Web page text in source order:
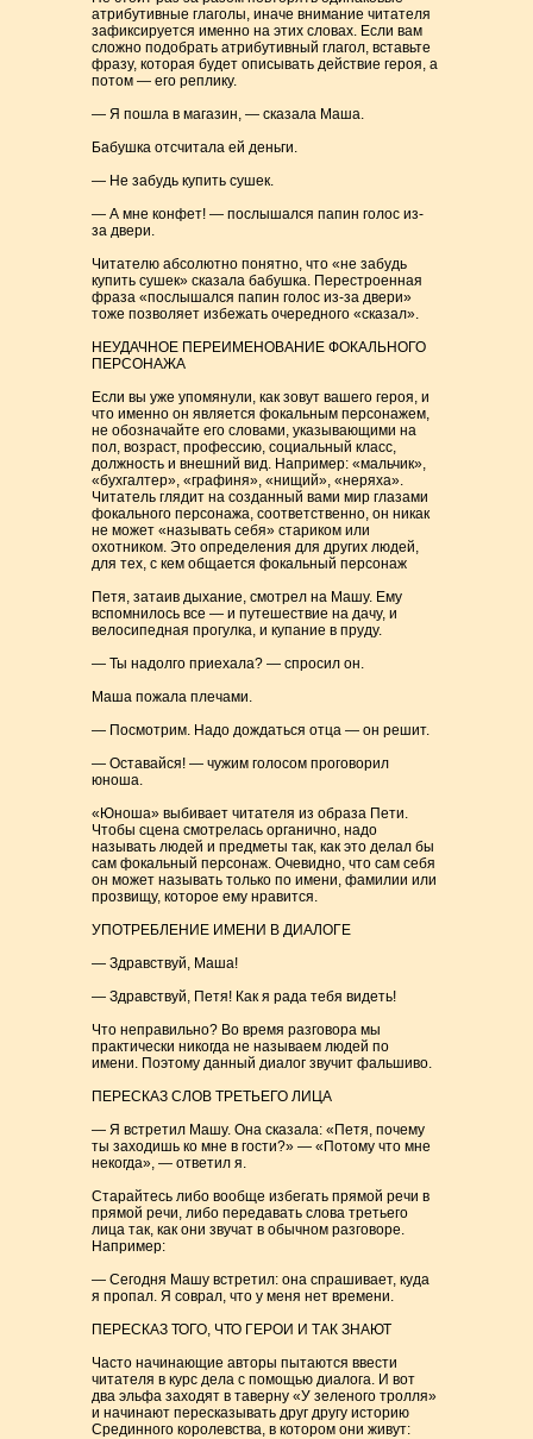
атрибутивные глаголы, иначе внимание читателя
зафиксируется именно на этих словах. Если вам
сложно подобрать атрибутивный глагол, вставьте
фразу, которая будет описывать действие героя, а
потом — его реплику.
— Я пошла в магазин, — сказала Маша.
Бабушка отсчитала ей деньги.
— Не забудь купить сушек.
— А мне конфет! — послышался папин голос из-
за двери.
Читателю абсолютно понятно, что «не забудь
купить сушек» сказала бабушка. Перестроенная
фраза «послышался папин голос из-за двери»
тоже позволяет избежать очередного «сказал».
НЕУДАЧНОЕ ПЕРЕИМЕНОВАНИЕ ФОКАЛЬНОГО
ПЕРСОНАЖА
Если вы уже упомянули, как зовут вашего героя, и
что именно он является фокальным персонажем,
не обозначайте его словами, указывающими на
пол, возраст, профессию, социальный класс,
должность и внешний вид. Например: «мальчик»,
«бухгалтер», «графиня», «нищий», «неряха».
Читатель глядит на созданный вами мир глазами
фокального персонажа, соответственно, он никак
не может «называть себя» стариком или
охотником. Это определения для других людей,
для тех, с кем общается фокальный персонаж
Петя, затаив дыхание, смотрел на Машу. Ему
вспомнилось все — и путешествие на дачу, и
велосипедная прогулка, и купание в пруду.
— Ты надолго приехала? — спросил он.
Маша пожала плечами.
— Посмотрим. Надо дождаться отца — он решит.
— Оставайся! — чужим голосом проговорил
юноша.
«Юноша» выбивает читателя из образа Пети.
Чтобы сцена смотрелась органично, надо
называть людей и предметы так, как это делал бы
сам фокальный персонаж. Очевидно, что сам себя
он может называть только по имени, фамилии или
прозвищу, которое ему нравится.
УПОТРЕБЛЕНИЕ ИМЕНИ В ДИАЛОГЕ
— Здравствуй, Маша!
— Здравствуй, Петя! Как я рада тебя видеть!
Что неправильно? Во время разговора мы
практически никогда не называем людей по
имени. Поэтому данный диалог звучит фальшиво.
ПЕРЕСКАЗ СЛОВ ТРЕТЬЕГО ЛИЦА
— Я встретил Машу. Она сказала: «Петя, почему
ты заходишь ко мне в гости?» — «Потому что мне
некогда», — ответил я.
Старайтесь либо вообще избегать прямой речи в
прямой речи, либо передавать слова третьего
лица так, как они звучат в обычном разговоре.
Например:
— Сегодня Машу встретил: она спрашивает, куда
я пропал. Я соврал, что у меня нет времени.
ПЕРЕСКАЗ ТОГО, ЧТО ГЕРОИ И ТАК ЗНАЮТ
Часто начинающие авторы пытаются ввести
читателя в курс дела с помощью диалога. И вот
два эльфа заходят в таверну «У зеленого тролля»
и начинают пересказывать друг другу историю
Срединного королевства, в котором они живут: